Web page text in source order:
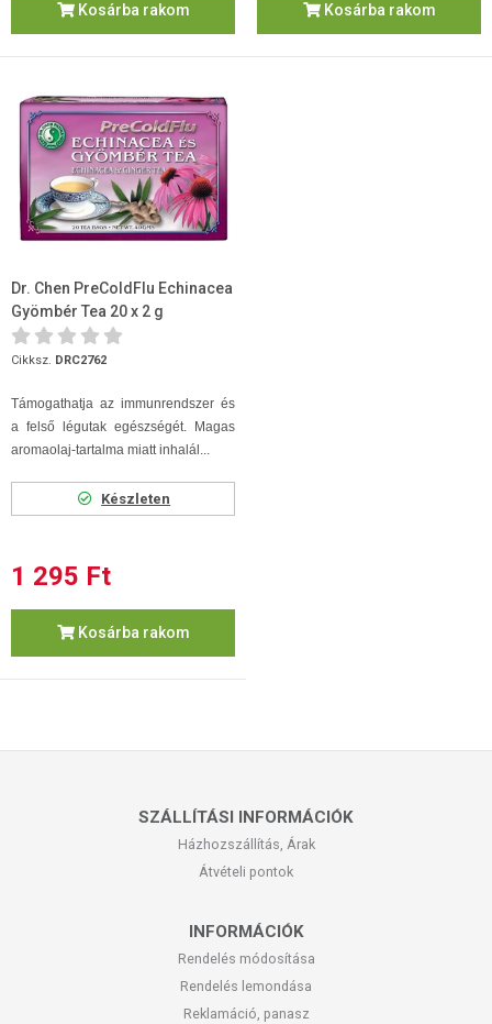
Kosárba rakom Kosárba rakom
Dr. Chen PreColdFlu Echinacea
Gyömbér Tea 20 x 2 g
Cikksz. DRC2762
Támogathatja az immunrendszer és
a felső légutak egészségét. Magas
aromaolaj-tartalma miatt inhalál...
Készleten
1 295 Ft
Kosárba rakom
SZÁLLÍTÁSI INFORMÁCIÓK
Házhozszállítás, Árak
Átvételi pontok
INFORMÁCIÓK
Rendelés módosítása
Rendelés lemondása
Reklamáció, panasz